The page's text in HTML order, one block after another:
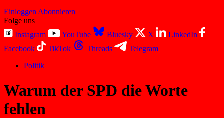
Einloggen Abonnieren
Folge uns
Instagram
YouTube Bluesky X
LinkedIn
Facebook
TikTok Threads
Telegram
Politik
Warum der SPD die Worte
fehlen